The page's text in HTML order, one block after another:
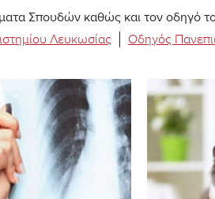
Σπουδών καθώς και τον οδηγό
Λευκωσίας Οδηγός